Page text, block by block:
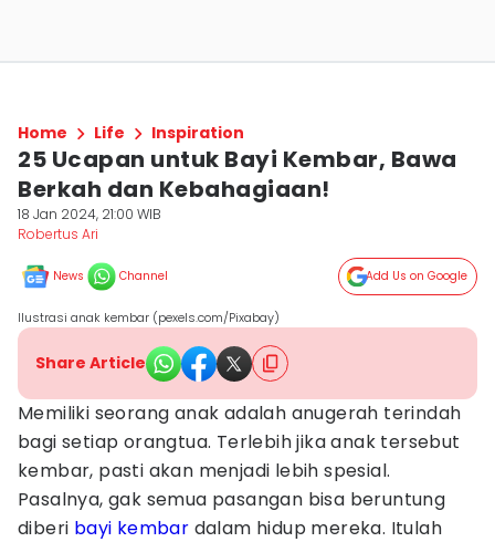
Home Life Inspiration
25 Ucapan untuk Bayi Kembar, Bawa
Berkah dan Kebahagiaan!
18 Jan 2024, 21:00 WIB
Robertus Ari
News Channel Add Us on Google
Ilustrasi anak kembar (pexels.com/Pixabay)
Share Article
Memiliki seorang anak adalah anugerah terindah
bagi setiap orangtua. Terlebih jika anak tersebut
kembar, pasti akan menjadi lebih spesial.
Pasalnya, gak semua pasangan bisa beruntung
diberi bayi kembar dalam hidup mereka. Itulah